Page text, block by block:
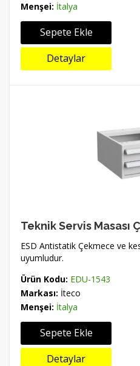
Menşei: İtalya
Sepete Ekle
Detaylar
Teknik Servis Masası
ESD Antistatik Çekmece ve
uyumludur.
Ürün Kodu: EDU-1543
Markası: İteco
Menşei: İtalya
Sepete Ekle
Detaylar